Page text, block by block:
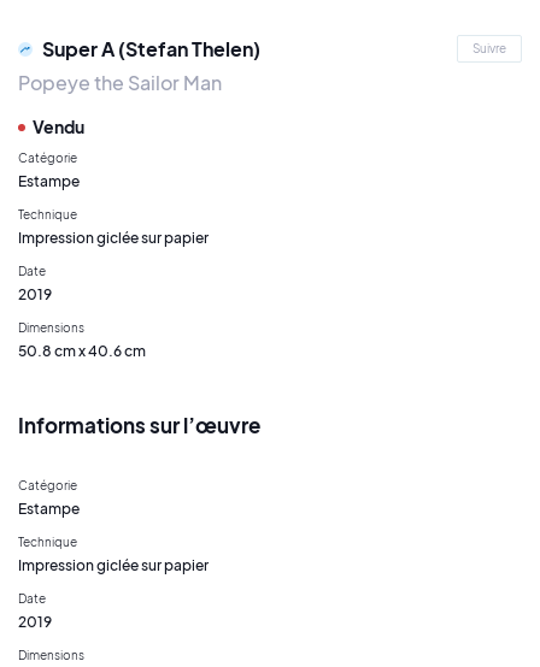
Super A (Stefan Thelen) Suivre
Popeye the Sailor Man
Vendu
Catégorie
Estampe
Technique
Impression giclée sur papier
Date
2019
Dimensions
50.8 cm x 40.6 cm
Informations sur l’œuvre
Catégorie
Estampe
Technique
Impression giclée sur papier
Date
2019
Dimensions